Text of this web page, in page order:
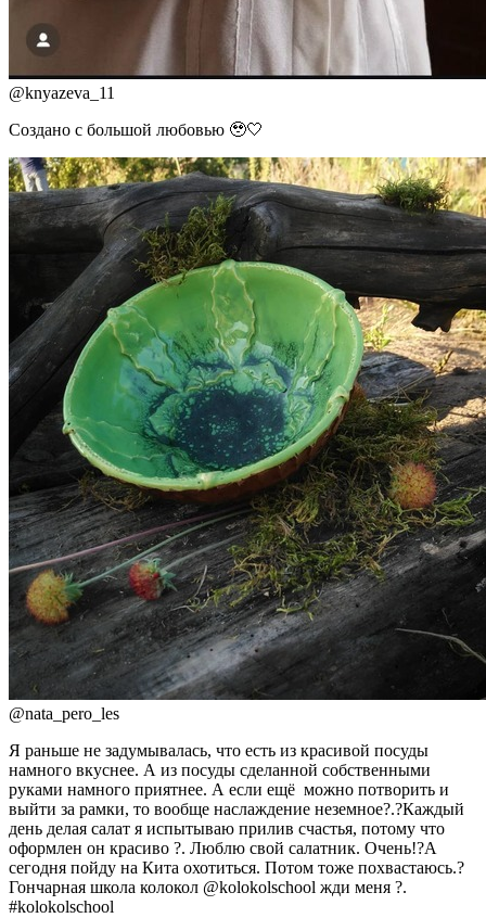
@knyazeva_11
Создано с большой любовью 🥹🤍
@nata_pero_les
Я раньше не задумывалась, что есть из красивой посуды
намного вкуснее. А из посуды сделанной собственными
руками намного приятнее. А если ещё можно потворить и
выйти за рамки, то вообще наслаждение неземное?.?Каждый
день делая салат я испытываю прилив счастья, потому что
оформлен он красиво ?. Люблю свой салатник. Очень!?А
сегодня пойду на Кита охотиться. Потом тоже похвастаюсь.?
Гончарная школа колокол @kolokolschool жди меня ?.
#kolokolschool